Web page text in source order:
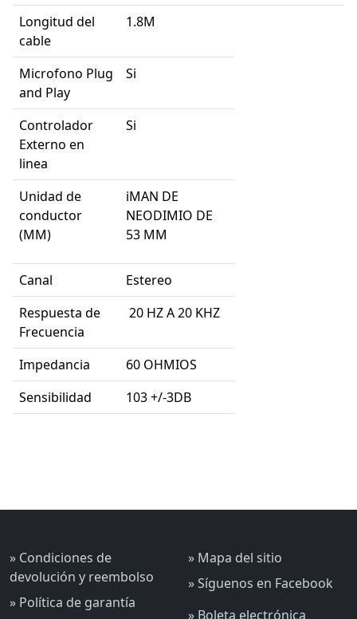
Longitud del
cable
1.8M
Microfono Plug
and Play
Si
Controlador
Externo en
linea
Si
Unidad de
conductor
(MM)
iMAN DE
NEODIMIO DE
53 MM
Canal
Estereo
Respuesta de
Frecuencia
20 HZ A 20 KHZ
Impedancia
60 OHMIOS
Sensibilidad
103 +/-3DB
» Condiciones de
devolución y reembolso
» Política de garantía
» Mapa del sitio
» Síguenos en Facebook
» Boleta electrónica